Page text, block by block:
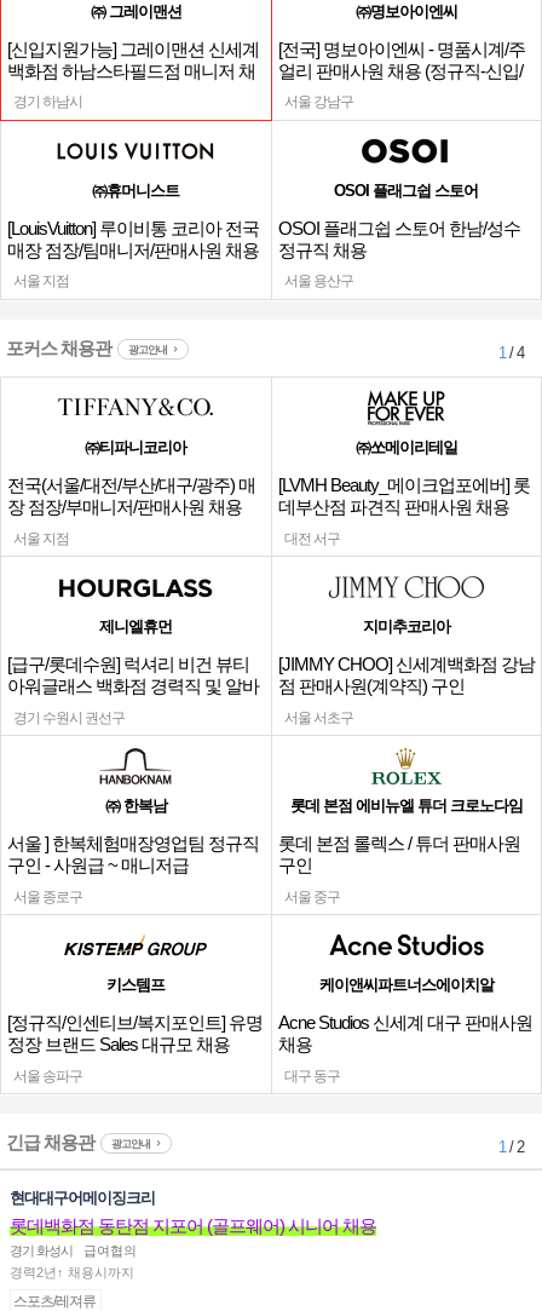
㈜ 그레이맨션
[신입지원가능] 그레이맨션 신세계
백화점 하남스타필드점 매니저 채
용
경기 하남시
㈜명보아이엔씨
[전국] 명보아이엔씨 - 명품시계/주
얼리 판매사원 채용 (정규직-신입/
경력)
서울 강남구
㈜휴머니스트
[LouisVuitton] 루이비통 코리아 전국
매장 점장/팀매니저/판매사원 채용
서울 지점
OSOI 플래그쉽 스토어
OSOI 플래그쉽 스토어 한남/성수
정규직 채용
서울 용산구
포커스 채용관 광고안내 1/ 4
㈜티파니코리아
전국(서울/대전/부산/대구/광주) 매
장 점장/부매니저/판매사원 채용
서울 지점
㈜쏘메이리테일
[LVMH Beauty_메이크업포에버] 롯
데부산점 파견직 판매사원 채용
대전 서구
제니엘휴먼
[급구/롯데수원] 럭셔리 비건 뷰티
아워글래스 백화점 경력직 및 알바
채용
경기 수원시 권선구
지미추코리아
[JIMMY CHOO] 신세계백화점 강남
점 판매사원(계약직) 구인
서울 서초구
㈜ 한복남
서울 ] 한복체험매장영업팀 정규직
구인 - 사원급 ~ 매니저급
서울 종로구
롯데 본점 에비뉴엘 튜더 크로노다임
롯데 본점 롤렉스 / 튜더 판매사원
구인
서울 중구
키스템프
[정규직/인센티브/복지포인트] 유명
정장 브랜드 Sales 대규모 채용
서울 송파구
케이앤씨파트너스에이치알
Acne Studios 신세계 대구 판매사원
채용
대구 동구
긴급 채용관 광고안내 1/ 2
현대대구어메이징크리
롯데백화점 동탄점 지포어 (골프웨어) 시니어 채용
경기 화성시
급여협의
경력2년↑ 채용시까지
스포츠/레져류